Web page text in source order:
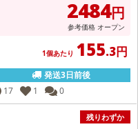
2484円
参考価格 オープン
1個あたり 155.3円
発送3日前後
17 1 0
残りわずか